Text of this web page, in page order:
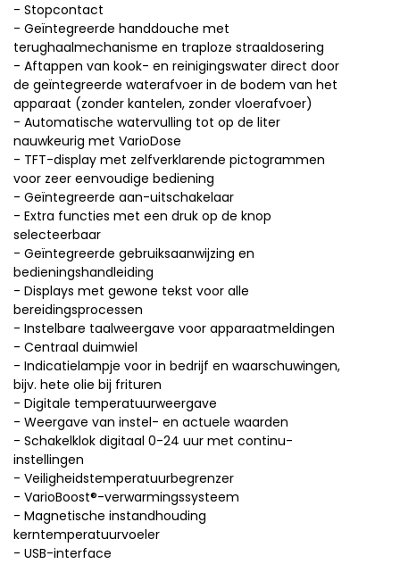
- Stopcontact
- Geïntegreerde handdouche met
terughaalmechanisme en traploze straaldosering
- Aftappen van kook- en reinigingswater direct door
de geïntegreerde waterafvoer in de bodem van het
apparaat (zonder kantelen, zonder vloerafvoer)
- Automatische watervulling tot op de liter
nauwkeurig met VarioDose
- TFT-display met zelfverklarende pictogrammen
voor zeer eenvoudige bediening
- Geïntegreerde aan-uitschakelaar
- Extra functies met een druk op de knop
selecteerbaar
- Geïntegreerde gebruiksaanwijzing en
bedieningshandleiding
- Displays met gewone tekst voor alle
bereidingsprocessen
- Instelbare taalweergave voor apparaatmeldingen
- Centraal duimwiel
- Indicatielampje voor in bedrijf en waarschuwingen,
bijv. hete olie bij frituren
- Digitale temperatuurweergave
- Weergave van instel- en actuele waarden
- Schakelklok digitaal 0-24 uur met continu-
instellingen
- Veiligheidstemperatuurbegrenzer
- VarioBoost®-verwarmingssysteem
- Magnetische instandhouding
kerntemperatuurvoeler
- USB-interface